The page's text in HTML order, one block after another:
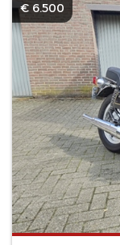
€ 6.500